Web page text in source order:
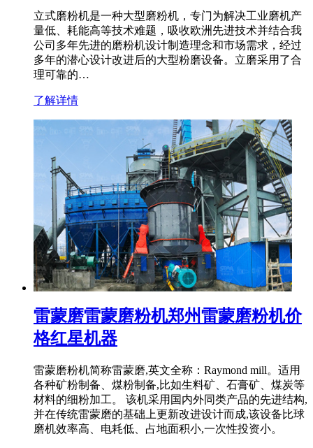
立式磨粉机是一种大型磨粉机，专门为解决工业磨机产
量低、耗能高等技术难题，吸收欧洲先进技术并结合我
公司多年先进的磨粉机设计制造理念和市场需求，经过
多年的潜心设计改进后的大型粉磨设备。立磨采用了合
理可靠的…
了解详情
雷蒙磨雷蒙磨粉机郑州雷蒙磨粉机价
格红星机器
雷蒙磨粉机简称雷蒙磨,英文全称：Raymond mill。适用
各种矿粉制备、煤粉制备,比如生料矿、石膏矿、煤炭等
材料的细粉加工。 该机采用国内外同类产品的先进结构,
并在传统雷蒙磨的基础上更新改进设计而成,该设备比球
磨机效率高、电耗低、占地面积小,一次性投资小。